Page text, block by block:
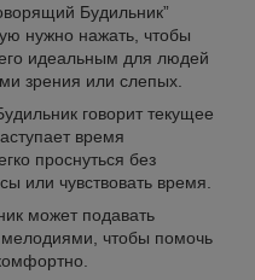
Будильник”
нужно нажать, чтобы
идеальным для людей
зрения или слепых.
говорит текущее
время
проснуться без
или чувствовать время.
может подавать
мелодиями, чтобы помочь